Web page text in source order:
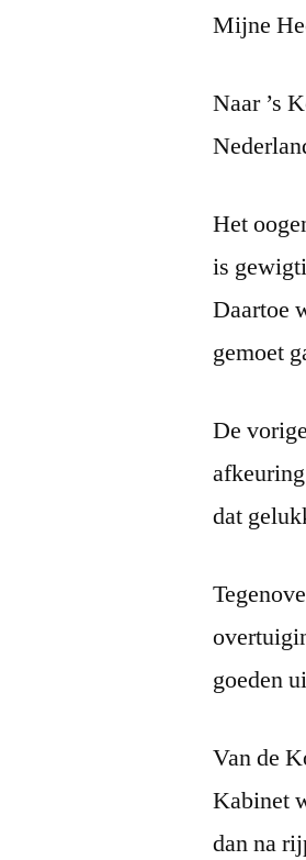
Mijne
Naar ’s
Het
is
Daartoe
gemoet
De
dat
goeden
Van de
Kabinet
dan na